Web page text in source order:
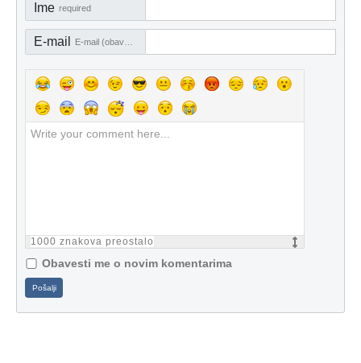
Ime required
E-mail
1000 znakova preostalo
Obavesti me o novim komentarima
Pošalji